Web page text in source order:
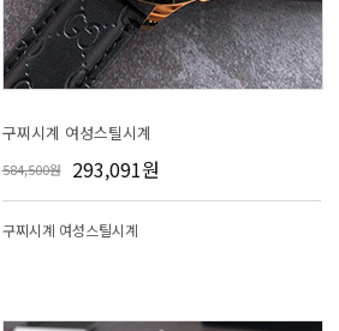
구찌시계 여성스틸시계
584,500원 293,091원
구찌시계 여성스틸시계